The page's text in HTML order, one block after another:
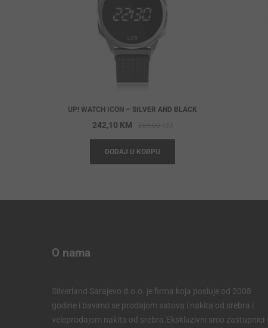
UP! WATCH ICON – SILVER AND BLACK
269,00KM
price
269,00 KM.
242,10 KM
price
242,10 KM.
DODAJ U KORPU
O nama
Silverland Sarajevo d.o.o. je firma koja posluje od 2008
godine i bavimo se prodajom satova i nakita od srebra i
veleprodajom nakita od srebra.Ekskluzivni smo zastupnici i